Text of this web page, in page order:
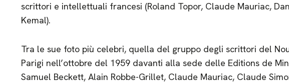
scrittori e intellettuali francesi (Roland Topor, Claude Mauriac,
Kemal).
Tra le sue foto più celebri, quella del gruppo degli scrittori del
Parigi nell’ottobre del 1959 davanti alla sede delle Editions de
Samuel Beckett, Alain Robbe-Grillet, Claude Mauriac, Claude